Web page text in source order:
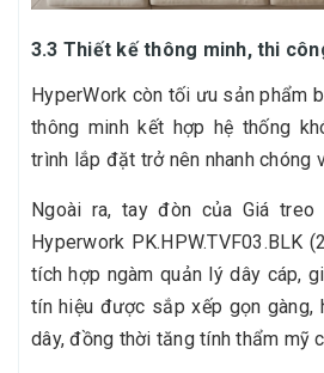
3.3 Thiết kế thông minh, thi
HyperWork còn tối ưu sản phẩm
thông minh kết hợp hệ thống
trình lắp đặt trở nên nhanh chóng
Ngoài ra, tay đòn của Giá
Hyperwork PK.HPW.TVF03.BLK
tích hợp ngàm quản lý dây cáp,
tín hiệu được sắp xếp gọn gàng,
dây, đồng thời tăng tính thẩm mỹ